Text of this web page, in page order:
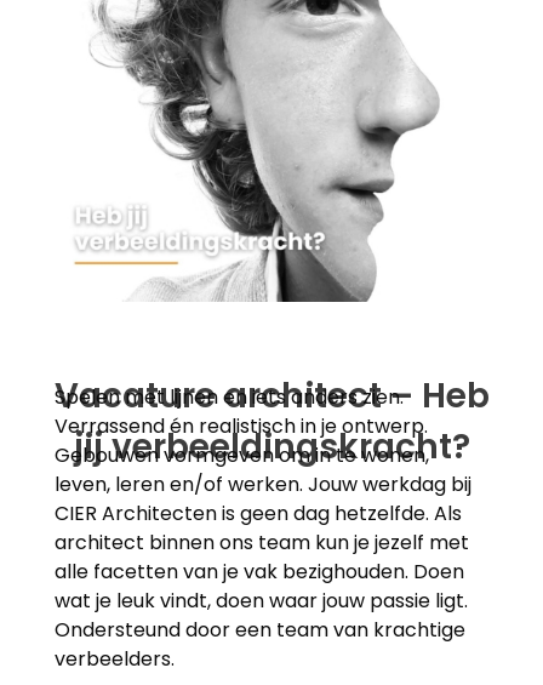
Vacature architect – Heb
jij verbeeldingskracht?
Spelen met lijnen en iets anders zien.
Verrassend én realistisch in je ontwerp.
Gebouwen vormgeven om in te wonen,
leven, leren en/of werken. Jouw werkdag bij
CIER Architecten is geen dag hetzelfde. Als
architect binnen ons team kun je jezelf met
alle facetten van je vak bezighouden. Doen
wat je leuk vindt, doen waar jouw passie ligt.
Ondersteund door een team van krachtige
verbeelders.